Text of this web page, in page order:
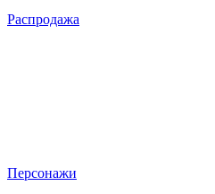
Распродажа
Персонажи